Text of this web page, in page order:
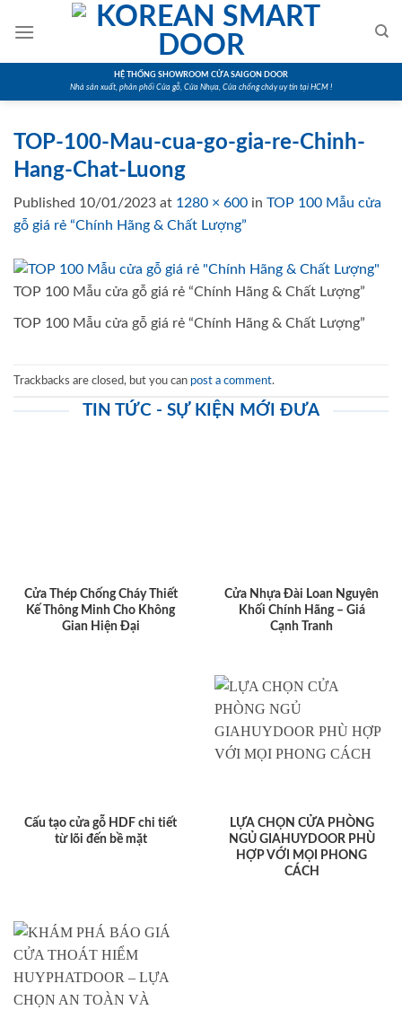
HỆ THỐNG SHOWROOM CỬA SAIGON DOOR
Nhà sản xuất, phân phối Cửa gỗ, Cửa Nhựa, Cửa chống cháy uy tín tại HCM !
TOP-100-Mau-cua-go-gia-re-Chinh-
Hang-Chat-Luong
Published 10/01/2023 at 1280 × 600 in TOP 100 Mẫu cửa
gỗ giá rẻ “Chính Hãng & Chất Lượng”
TOP 100 Mẫu cửa gỗ giá rẻ “Chính Hãng & Chất Lượng”
TOP 100 Mẫu cửa gỗ giá rẻ “Chính Hãng & Chất Lượng”
Trackbacks are closed, but you can post a comment.
TIN TỨC - SỰ KIỆN MỚI ĐƯA
Cửa Thép Chống Cháy Thiết
Kế Thông Minh Cho Không
Gian Hiện Đại
Cửa Nhựa Đài Loan Nguyên
Khối Chính Hãng – Giá
Cạnh Tranh
Cấu tạo cửa gỗ HDF chi tiết
từ lõi đến bề mặt
LỰA CHỌN CỬA PHÒNG
NGỦ GIAHUYDOOR PHÙ
HỢP VỚI MỌI PHONG
CÁCH